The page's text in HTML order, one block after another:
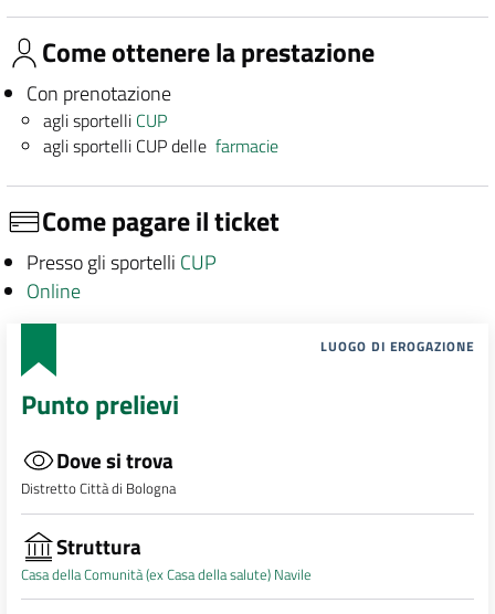
Come ottenere la prestazione
Con prenotazione
agli sportelli CUP
agli sportelli CUP dellefarmacie
Come pagare il ticket
Presso gli sportelli CUP
Online
LUOGO DI EROGAZIONE
Punto prelievi
Dove si trova
Distretto Città di Bologna
Struttura
Casa della Comunità (ex Casa della salute) Navile